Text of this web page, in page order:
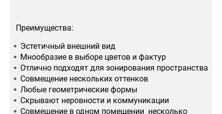
Преимущества:
Эстетичный внешний вид
Мнообразие в выборе цветов и фактур
Отлично подходят для зонирования пространства
Совмещение нескольких оттенков
Любые геометрические формы
Скрывают неровности и коммуникации
Совмещение в одном помещении несколько